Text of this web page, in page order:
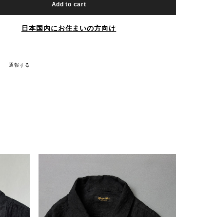
Add to cart
日本国内にお住まいの方向け
通報する